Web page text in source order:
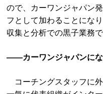
ので、カーワンジャパン
フとして加わることにな
収集と分析での黒子業務で
――カーワンジャパンにな
コーチングスタッフに